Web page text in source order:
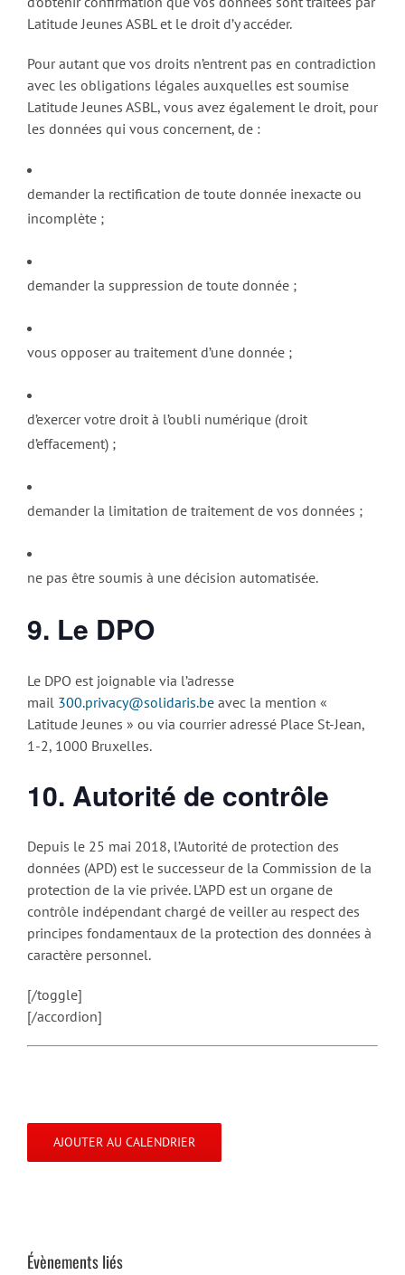
Latitude Jeunes ASBL et le droit d’y accéder.
Pour autant que vos droits n’entrent pas en contradiction
avec les obligations légales auxquelles est soumise
Latitude Jeunes ASBL, vous avez également le droit, pour
les données qui vous concernent, de :
demander la rectification de toute donnée inexacte ou
incomplète ;
demander la suppression de toute donnée ;
vous opposer au traitement d’une donnée ;
d’exercer votre droit à l’oubli numérique (droit
d’effacement) ;
demander la limitation de traitement de vos données ;
ne pas être soumis à une décision automatisée.
9. Le DPO
Le DPO est joignable via l’adresse
mail 300.privacy@solidaris.be avec la mention «
Latitude Jeunes » ou via courrier adressé Place St-Jean,
1-2, 1000 Bruxelles.
10. Autorité de contrôle
Depuis le 25 mai 2018, l’Autorité de protection des
données (APD) est le successeur de la Commission de la
protection de la vie privée. L’APD est un organe de
contrôle indépendant chargé de veiller au respect des
principes fondamentaux de la protection des données à
caractère personnel.
[/toggle]
[/accordion]
AJOUTER AU CALENDRIER
Évènements liés